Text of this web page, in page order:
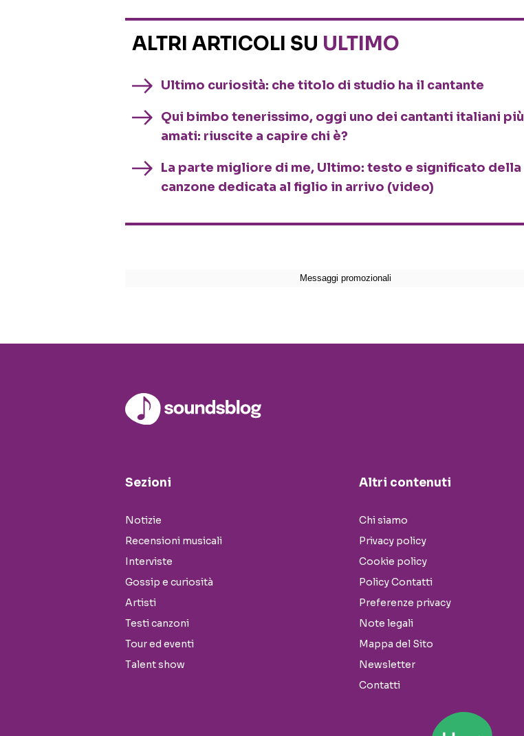
ALTRI ARTICOLI SU ULTIMO
Ultimo curiosità: che titolo di studio ha il cantante
Qui bimbo tenerissimo, oggi uno dei cantanti italiani più
amati: riuscite a capire chi è?
La parte migliore di me, Ultimo: testo e significato della
canzone dedicata al figlio in arrivo (video)
Sezioni
Notizie
Recensioni musicali
Interviste
Gossip e curiosità
Artisti
Testi canzoni
Tour ed eventi
Talent show
Altri contenuti
Chi siamo
Privacy policy
Cookie policy
Policy Contatti
Preferenze privacy
Note legali
Mappa del Sito
Newsletter
Contatti